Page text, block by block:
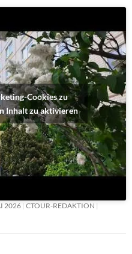
Cookies zu
Inhalt zu aktivieren
2026 CTOUR-REDAKTION